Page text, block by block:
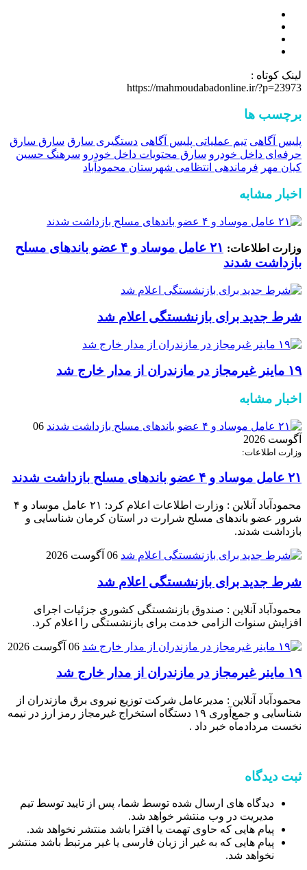
لینک کوتاه :
https://mahmoudabadonline.ir/?p=23973
برچسب ها
پلیس آگاهی تیم‌ عملیاتی پلیس آگاهی دستگیری سارق سارق سارق
حرفه‌ای داخل خودرو سارق محتویات داخل خودرو سرهنگ حسین
کیان مهر فرماندهی انتظامی شهرستان محمودآباد
اخبار مشابه
وزارت اطلاعات:
۲۱ عامل موساد و ۴ عضو باند‌های مسلح
بازداشت شدند
شرط جدید برای بازنشستگی اعلام شد
۱۹ ماینر غیرمجاز در مازندران از مدار خارج شد
اخبار مشابه
06
آگوست 2026
وزارت اطلاعات:
۲۱ عامل موساد و ۴ عضو باند‌های مسلح بازداشت شدند
محمودآباد آنلاین : وزارت اطلاعات اعلام کرد: ۲۱ عامل موساد و ۴
شرور عضو باند‌های مسلح شرارت در استان کرمان شناسایی و
بازداشت شدند.
06 آگوست 2026
شرط جدید برای بازنشستگی اعلام شد
محمودآباد آنلاین : صندوق بازنشستگی کشوری جزئیات اجرای
افزایش سنوات الزامی خدمت برای بازنشستگی را اعلام کرد.
06 آگوست 2026
۱۹ ماینر غیرمجاز در مازندران از مدار خارج شد
محمودآباد آنلاین : مدیرعامل شرکت توزیع نیروی برق مازندران از
شناسایی و جمع‌آوری ۱۹ دستگاه استخراج غیرمجاز رمز ارز در نیمه
نخست مردادماه خبر داد .
ثبت دیدگاه
دیدگاه های ارسال شده توسط شما، پس از تایید توسط تیم
مدیریت در وب منتشر خواهد شد.
پیام هایی که حاوی تهمت یا افترا باشد منتشر نخواهد شد.
پیام هایی که به غیر از زبان فارسی یا غیر مرتبط باشد منتشر
نخواهد شد.